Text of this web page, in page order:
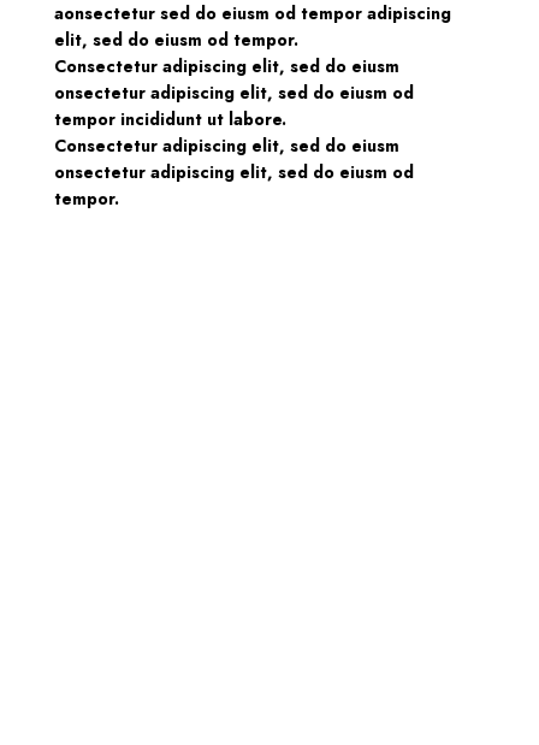
aonsectetur sed do eiusm od tempor adipiscing
elit, sed do eiusm od tempor.
Consectetur adipiscing elit, sed do eiusm
onsectetur adipiscing elit, sed do eiusm od
tempor incididunt ut labore.
Consectetur adipiscing elit, sed do eiusm
onsectetur adipiscing elit, sed do eiusm od
tempor.